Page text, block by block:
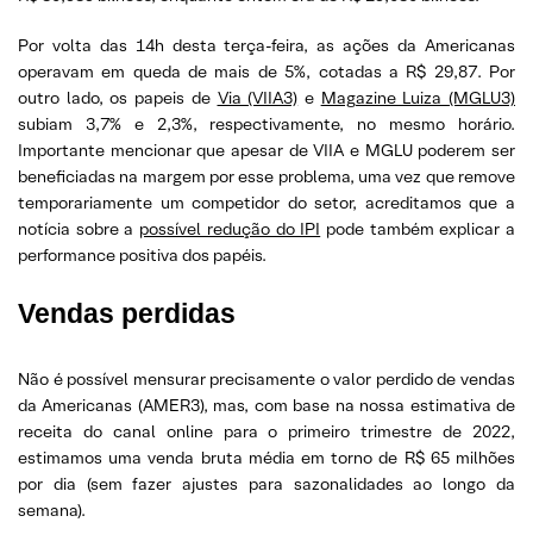
Por volta das 14h desta terça-feira, as ações da Americanas
operavam em queda de mais de 5%, cotadas a R$ 29,87. Por
outro lado, os papeis de Via (VIIA3) e Magazine Luiza (MGLU3)
subiam 3,7% e 2,3%, respectivamente, no mesmo horário.
Importante mencionar que apesar de VIIA e MGLU poderem ser
beneficiadas na margem por esse problema, uma vez que remove
temporariamente um competidor do setor, acreditamos que a
notícia sobre a possível redução do IPI pode também explicar a
performance positiva dos papéis.
Vendas perdidas
Não é possível mensurar precisamente o valor perdido de vendas
da Americanas (AMER3), mas, com base na nossa estimativa de
receita do canal online para o primeiro trimestre de 2022,
estimamos uma venda bruta média em torno de R$ 65 milhões
por dia (sem fazer ajustes para sazonalidades ao longo da
semana).